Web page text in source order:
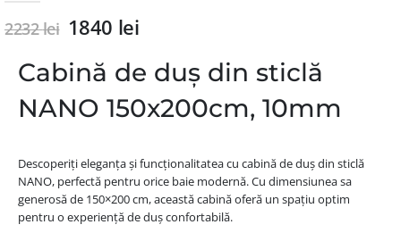
2232lei 1840 lei
Cabină de duș din sticlă
NANO 150x200cm, 10mm
Descoperiți eleganța și funcționalitatea cu cabină de duș din sticlă
NANO, perfectă pentru orice baie modernă. Cu dimensiunea sa
generosă de 150×200 cm, această cabină oferă un spațiu optim
pentru o experiență de duș confortabilă.